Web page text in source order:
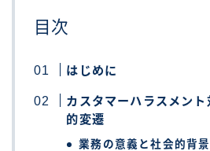
目次
はじめに
カスタマーハラスメン
的変遷
業務の意義と社会的背景